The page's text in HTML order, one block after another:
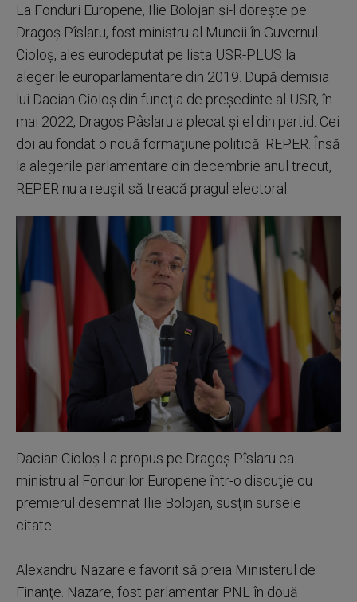
La Fonduri Europene, Ilie Bolojan şi-l doreşte pe
Dragoş Pîslaru, fost ministru al Muncii în Guvernul
Cioloş, ales eurodeputat pe lista USR-PLUS la
alegerile europarlamentare din 2019. După demisia
lui Dacian Cioloş din funcţia de preşedinte al USR, în
mai 2022, Dragoş Pâslaru a plecat şi el din partid. Cei
doi au fondat o nouă formaţiune politică: REPER. Însă
la alegerile parlamentare din decembrie anul trecut,
REPER nu a reuşit să treacă pragul electoral.
Dacian Cioloş l-a propus pe Dragoş Pîslaru ca
ministru al Fondurilor Europene într-o discuţie cu
premierul desemnat Ilie Bolojan, susţin sursele
citate.
Alexandru Nazare e favorit să preia Ministerul de
Finanţe. Nazare, fost parlamentar PNL în două